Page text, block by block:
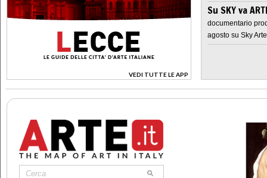
VEDI TUTTE LE APP
>
Su SKY va
documentario
agosto su Sky Arte